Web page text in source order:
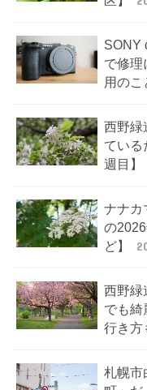
SONY
で修理
用のこ
西野緑
ている
週目】
ナナカ
の
ど】
西野緑
でも綺
行き方
札幌市